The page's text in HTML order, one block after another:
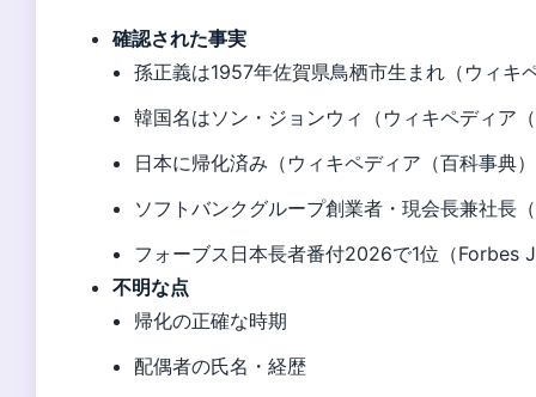
確認された事実
孫正義は1957年佐賀県鳥栖市生まれ（ウィキ
韓国名はソン・ジョンウィ（ウィキペディア
日本に帰化済み（ウィキペディア（百科事典
ソフトバンクグループ創業者・現会長兼社長
フォーブス日本長者番付2026で1位（Forbes
不明な点
帰化の正確な時期
配偶者の氏名・経歴